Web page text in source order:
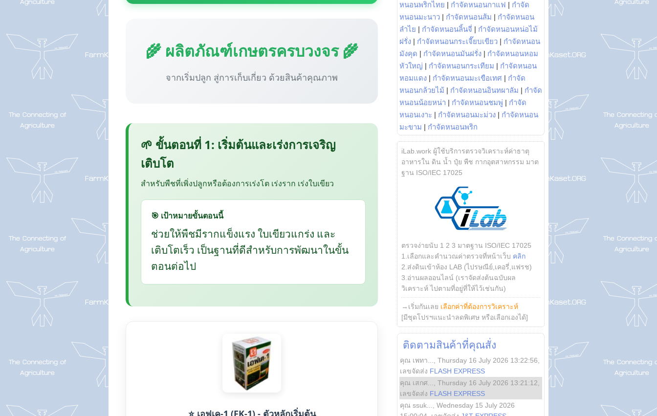
🌾 ผลิตภัณฑ์เกษตรครบวงจร 🌾
จากเริ่มปลูก สู่การเก็บเกี่ยว ด้วยสินค้าคุณภาพ
🌱 ขั้นตอนที่ 1: เริ่มต้นและเร่งการเจริญ
เติบโต
สำหรับพืชที่เพิ่งปลูกหรือต้องการเร่งโต เร่งราก เร่งใบเขียว
🎯 เป้าหมายขั้นตอนนี้
ช่วยให้พืชมีรากแข็งแรง ใบเขียวแกร่ง และ
เติบโตเร็ว เป็นฐานที่ดีสำหรับการพัฒนาในขั้น
ตอนต่อไป
⭐ เอฟเค-1 (FK-1) - ตัวหลักเริ่มต้น
หนอนพริกไทย | กำจัดหนอนกาแฟ | กำจัด
หนอนมะนาว | กำจัดหนอนส้ม | กำจัดหนอน
ลำไย | กำจัดหนอนลิ้นจี่ | กำจัดหนอนหน่อไม้
ฝรั่ง | กำจัดหนอนกระเจี๊ยบเขียว | กำจัดหนอน
มังคุด | กำจัดหนอนมันฝรั่ง | กำจัดหนอนหอม
หัวใหญ่ | กำจัดหนอนกระเทียม | กำจัดหนอน
หอมแดง | กำจัดหนอนมะเขือเทศ | กำจัด
หนอนกล้วยไม้ | กำจัดหนอนอินทผาลัม | กำจัด
หนอนน้อยหน่า | กำจัดหนอนชมพู่ | กำจัด
หนอนเงาะ | กำจัดหนอนมะม่วง | กำจัดหนอน
มะขาม | กำจัดหนอนพริก
iLab.work ผู้ใช้บริการตรวจวิเคราะห์ค่าธาตุ
อาหารใน ดิน น้ำ ปุ๋ย พืช กากอุตสาหกรรม มาต
ฐาน ISO/IEC 17025
ตรวจง่ายนับ 1 2 3 มาตฐาน ISO/IEC 17025
1.เลือกและคำนวณค่าตรวจที่หน้าเว็บ คลิก
2.ส่งดินเข้าห้อง LAB (ไปรษณีย์,เคอรี่,แฟรช)
3.อ่านผลออนไลน์ (เราจัดส่งต้นฉบับผล
วิเคราะห์ ไปตามที่อยู่ที่ให้ไว้เช่นกัน)
→เริ่มกันเลย เลือกค่าที่ต้องการวิเคราะห์
[มีชุดโปรฯแนะนำลดพิเศษ หรือเลือกเองได้]
ติดตามสินค้าที่คุณสั่ง
คุณ เพทา... Thursday 16 July 2026 13:22:56
เลขจัดส่ง FLASH EXPRESS
คุณ เสกศ...
Thursday 16 July 2026 13:21:12
เลขจัดส่ง FLASH EXPRESS
คุณ ssuk...
Wednesday 15 July 2026